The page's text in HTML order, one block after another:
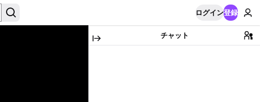
ログイン登録
チャット